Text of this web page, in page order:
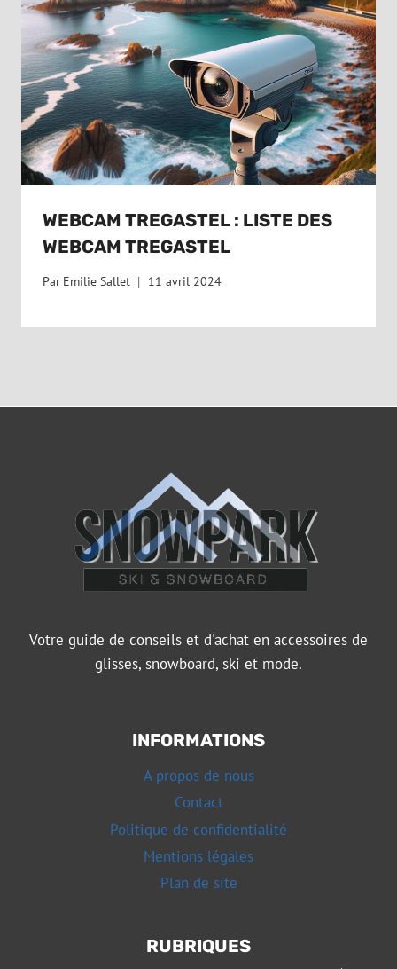
WEBCAM TREGASTEL : LISTE DES
WEBCAM TREGASTEL
Par Emilie Sallet 11 avril 2024
Votre guide de conseils et d'achat en accessoires de
glisses, snowboard, ski et mode.
INFORMATIONS
A propos de nous
Contact
Politique de confidentialité
Mentions légales
Plan de site
RUBRIQUES